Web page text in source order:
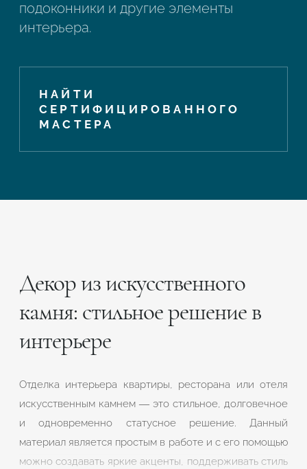
подоконники и другие элементы
интерьера.
НАЙТИ
СЕРТИФИЦИРОВАННОГО
МАСТЕРА
Декор из искусственного
камня: стильное решение в
интерьере
Отделка интерьера квартиры, ресторана или отеля
искусственным камнем — это стильное, долговечное
и одновременно статусное решение. Данный
материал является простым в работе и с его помощью
можно создавать яркие акценты, поддерживать стиль